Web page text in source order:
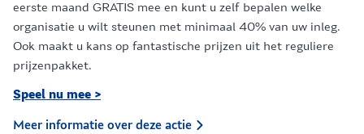
eerste maand GRATIS mee en kunt u zelf bepalen welke
organisatie u wilt steunen met minimaal 40% van uw inleg.
Ook maakt u kans op fantastische prijzen uit het reguliere
prijzenpakket.
Speel nu mee >
Meer informatie over deze actie